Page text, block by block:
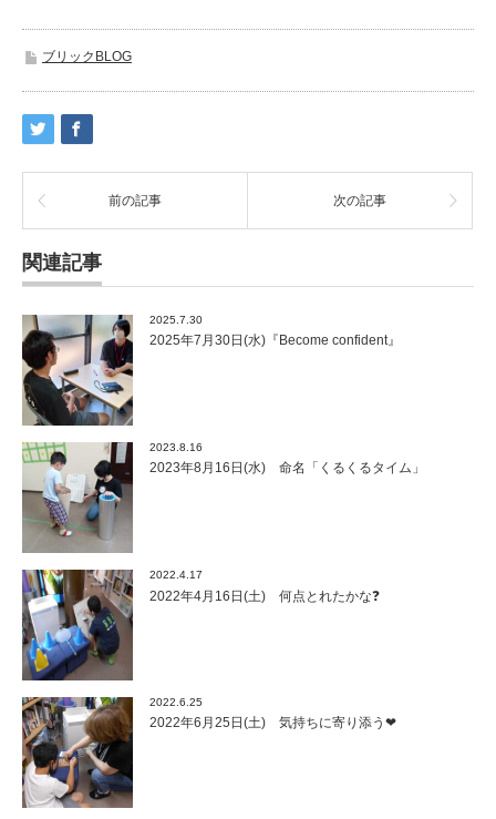
ブリックBLOG
前の記事 次の記事
関連記事
2025.7.30
2025年7月30日(水)『Become confident』
2023.8.16
2023年8月16日(水) 命名「くるくるタイム」
2022.4.17
2022年4月16日(土) 何点とれたかな❓
2022.6.25
2022年6月25日(土) 気持ちに寄り添う❤